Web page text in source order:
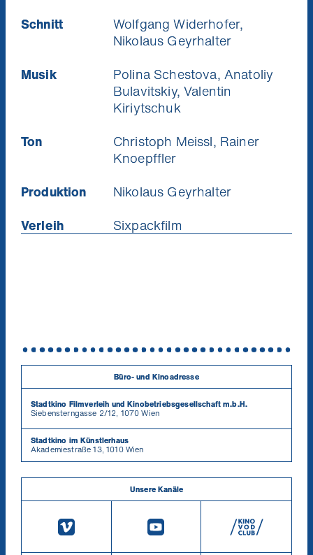
Schnitt
Wolfgang Widerhofer,
Nikolaus Geyrhalter
Musik
Polina Schestova, Anatoliy
Bulavitskiy, Valentin
Kiriytschuk
Ton
Christoph Meissl, Rainer
Knoepffler
Produktion
Nikolaus Geyrhalter
Verleih
Sixpackfilm
Büro- und Kinoadresse
Stadtkino Filmverleih und Kinobetriebsgesellschaft m.b.H.
Siebensterngasse 2/12, 1070 Wien
Stadtkino im Künstlerhaus
Akademiestraße 13, 1010 Wien
Unsere Kanäle